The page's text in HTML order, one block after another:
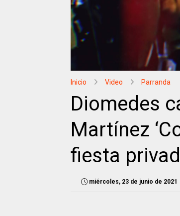
Inicio Video Parranda
Diomedes
Martínez
fiesta
miércoles, 23 de junio de 2021